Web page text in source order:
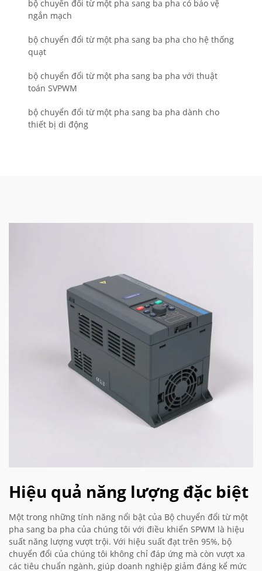
bộ chuyển đổi từ một pha sang ba pha có bảo vệ
ngắn mạch
bộ chuyển đổi từ một pha sang ba pha cho hệ thống
quạt
bộ chuyển đổi từ một pha sang ba pha với thuật
toán SVPWM
bộ chuyển đổi từ một pha sang ba pha dành cho
thiết bị di động
Hiệu quả năng lượng đặc biệt
Một trong những tính năng nổi bật của Bộ chuyển đổi từ một
pha sang ba pha của chúng tôi với điều khiển SPWM là hiệu
suất năng lượng vượt trội. Với hiệu suất đạt trên 95%, bộ
chuyển đổi của chúng tôi không chỉ đáp ứng mà còn vượt xa
các tiêu chuẩn ngành, giúp doanh nghiệp giảm đáng kể mức